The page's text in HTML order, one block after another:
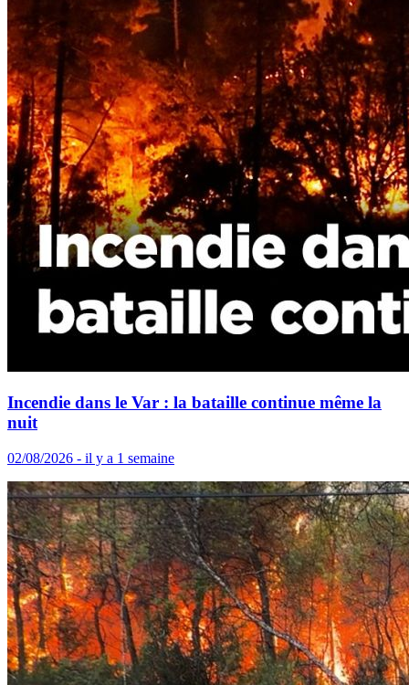
Incendie dans le Var : la bataille continue même la
nuit
02/08/2026 - il y a 1 semaine